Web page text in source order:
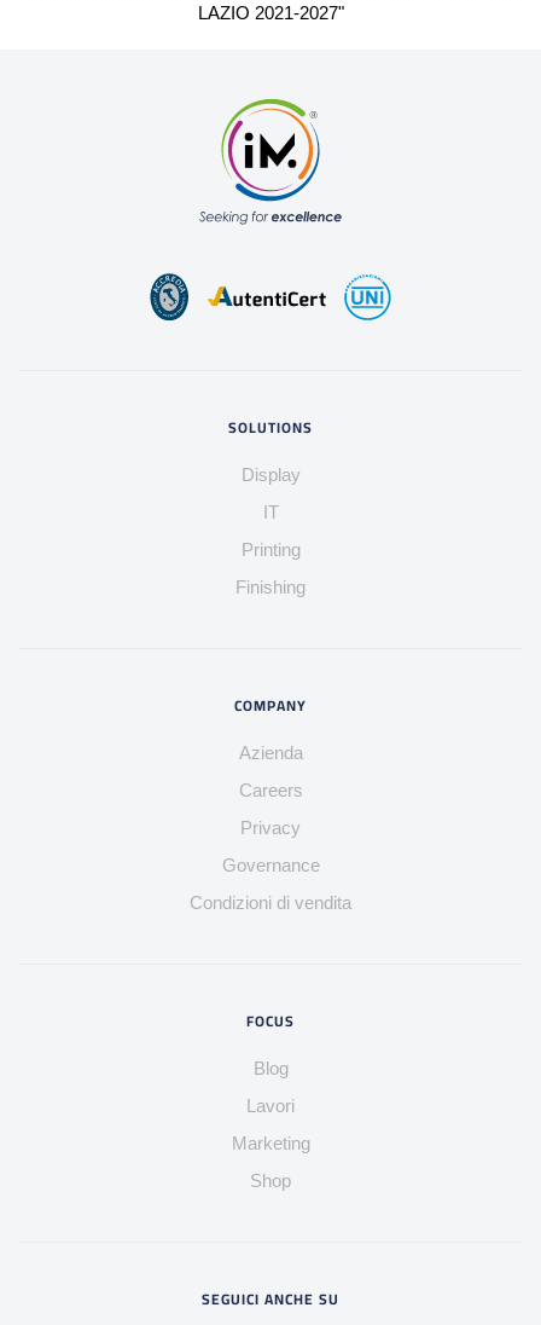
LAZIO 2021-2027"
SOLUTIONS
Display
IT
Printing
Finishing
COMPANY
Azienda
Careers
Privacy
Governance
Condizioni di vendita
FOCUS
Blog
Lavori
Marketing
Shop
SEGUICI ANCHE SU